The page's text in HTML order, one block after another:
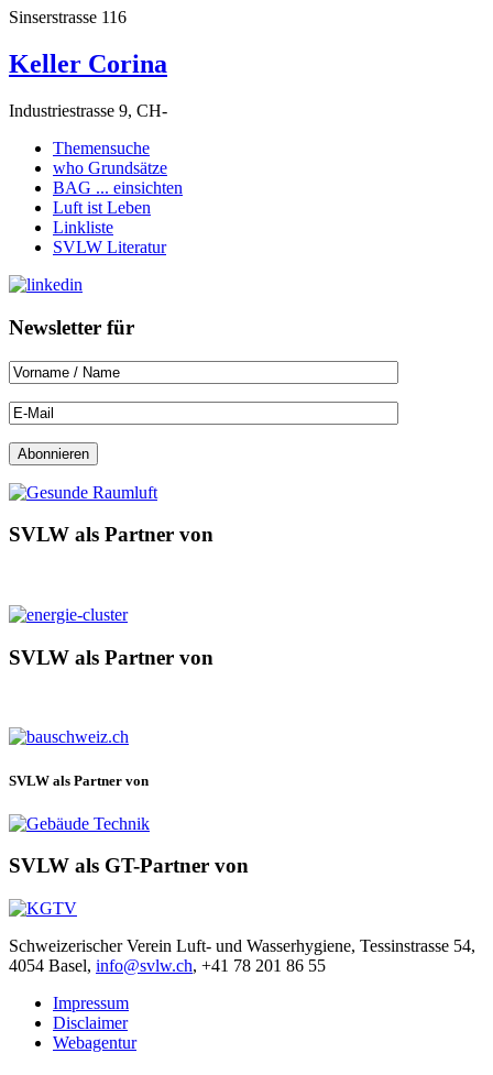
Sinserstrasse 116
Keller Corina
Industriestrasse 9, CH-
Themensuche
who Grundsätze
BAG ... einsichten
Luft ist Leben
Linkliste
SVLW Literatur
Newsletter für
SVLW als Partner von
SVLW als Partner von
SVLW als Partner von
SVLW als GT-Partner von
Schweizerischer Verein Luft- und Wasserhygiene, Tessinstrasse 54,
4054 Basel, info@svlw.ch, +41 78 201 86 55
Impressum
Disclaimer
Webagentur